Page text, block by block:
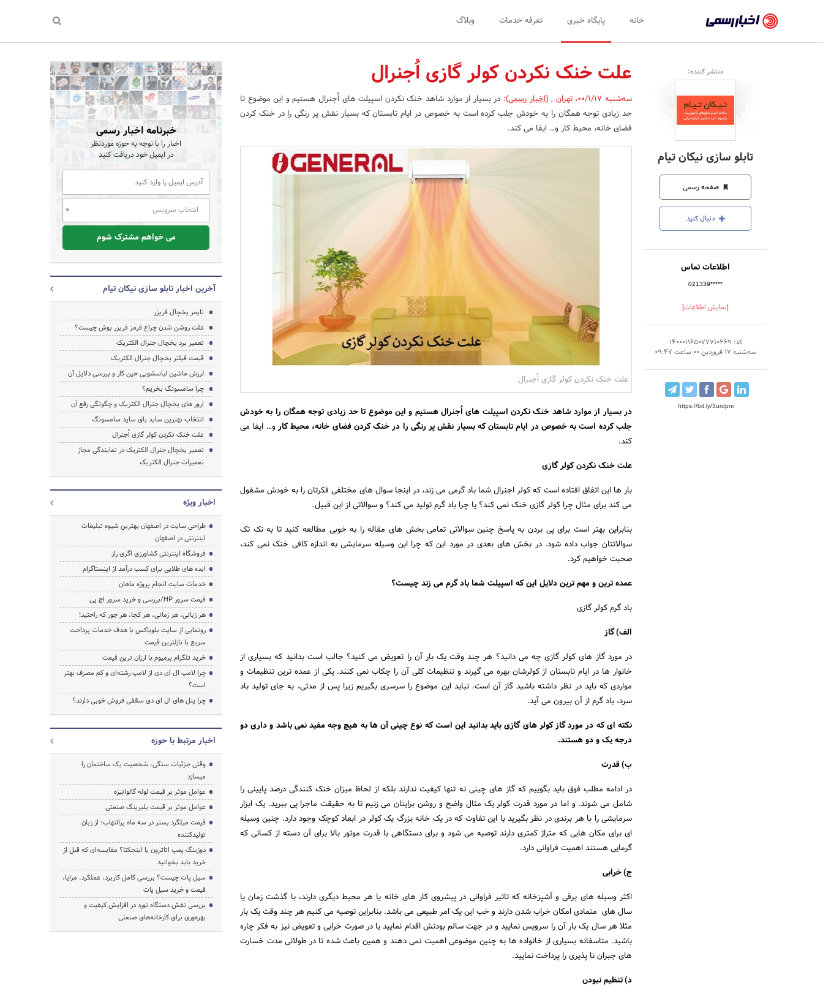
رسمی
-
اخبار
تایید
شده
شرکت‌ها،
سازمان‌ها
و
روابط
عمومی‌ها
خانه پایگاه خبری تعرفه خدمات وبلاگ
منتشر کننده:
تابلو سازی نیکان تیام
صفحه رسمی
دنبال کنید
اطلاعات تماس
021339*****
[نمایش اطلاعات]
کد: 140001165077710269
سه‌شنبه 17 فروردین 00 ساعت 09:47
https://bit.ly/3urdpni
علت خنک نکردن کولر گازی اُجنرال
سه‌شنبه 00/1/17 ،تهران ,(اخبار رسمی): در بسیار از موارد شاهد خنک نکردن اسپیلت های اُجنرال هستیم و این موضوع تا
حد زیادی توجه همگان را به خودش جلب کرده است به خصوص در ایام تابستان که بسیار نقش پر رنگی را در خنک کردن
فضای خانه، محیط کار و… ایفا می کند.
علت خنک نکردن کولر گازی اُجنرال
در بسیار از موارد شاهد خنک نکردن اسپیلت های اُجنرال هستیم و این موضوع تا حد زیادی توجه همگان را به خودش
جلب کرده است به خصوص در ایام تابستان که بسیار نقش پر رنگی را در خنک کردن فضای خانه، محیط کارو… ایفا می
کند.
علت خنک نکردن کولر گازی
بار ها این اتفاق افتاده است که کولر اجنرال شما باد گرمی می زند، در اینجا سوال های مختلفی فکرتان را به خودش مشغول
می کند برای مثال چرا کولر گازی خنک نمی کند؟ یا چرا باد گرم تولید می کند؟ و سوالاتی از این قبیل.
بنابراین بهتر است برای پی بردن به پاسخ چنین سوالاتی تمامی بخش های مقاله را به خوبی مطالعه کنید تا به تک تک
سوالاتتان جواب داده شود. در بخش های بعدی در مورد این که چرا این وسیله سرمایشی به اندازه کافی خنک نمی کند،
صحبت خواهیم کرد.
عمده ترین و مهم ترین دلایل این که اسپیلت شما باد گرم می زند چیست؟
باد گرم کولر گازی
الف) گاز
در مورد گاز های کولر گازی چه می دانید؟ هر چند وقت یک بار آن را تعویض می کنید؟ جالب است بدانید که بسیاری از
خانوار ها در ایام تابستان از کولرشان بهره می گیرند و تنظیمات کلی آن را چکاب نمی کنند. یکی از عمده ترین تنظیمات و
مواردی که باید در نظر داشته باشید گاز آن است. نباید این موضوع را سرسری بگیریم زیرا پس از مدتی، به جای تولید باد
سرد، باد گرم از آن بیرون می آید.
نکته ای که در مورد گاز کولر های گازی باید بدانید این است که نوع چینی آن ها به هیچ وجه مفید نمی باشد و داری دو
درجه یک و دو هستند.
ب) قدرت
در ادامه مطلب فوق باید بگوییم که گاز های چینی نه تنها کیفیت ندارند بلکه از لحاظ میزان خنک کنندگی درصد پایینی را
شامل می شوند. و اما در مورد قدرت کولر یک مثال واضح و روشن برایتان می زنیم تا به حقیقت ماجرا پی ببرید. یک ابزار
سرمایشی را با هر برندی در نظر بگیرید با این تفاوت که در یک خانه بزرگ یک کولر در ابعاد کوچک وجود دارد. چنین وسیله
ای برای مکان هایی که متراژ کمتری دارند توصیه می شود و برای دستگاهی با قدرت موتور بالا برای آن دسته از کسانی که
گرمایی هستند اهمیت فراوانی دارد.
ج) خرابی
اکثر وسیله های برقی و آشپزخانه که تاثیر فراوانی در پیشروی کار های خانه یا هر محیط دیگری دارند، با گذشت زمان یا
سال های متمادی امکان خراب شدن دارند و خب این یک امر طبیعی می باشد. بنابراین توصیه می کنیم هر چند وقت یک بار
مثلا هر سال یک بار آن را سرویس نمایید و در جهت سالم بودنش اقدام نمایید یا در صورت خرابی و تعویض نیز به فکر چاره
باشید. متاسفانه بسیاری از خانواده ها به چنین موضوعی اهمیت نمی دهند و همین باعث شده تا در طولانی مدت خسارت
های جبران نا پذیری را پرداخت نمایید.
د) تنظیم نبودن
خبرنامه اخبار رسمی
اخبار را با توجه به حوزه موردنظر
در ایمیل خود دریافت کنید
انتخاب سرویس
می خواهم مشترک شوم
آخرین اخبار تابلو سازی نیکان تیام
تایمر یخچال فریزر
علت روشن شدن چراغ قرمز فریزر بوش چیست؟
تعمیر برد یخچال جنرال الکتریک
قیمت فیلتر یخچال جنرال الکتریک
لرزش ماشین لباسشویی حین کار و بررسی دلایل آن
چرا سامسونگ بخریم؟
ارور های یخچال جنرال الکتریک و چگونگی رفع آن
انتخاب بهترین ساید بای ساید سامسونگ
علت خنک نکردن کولر گازی اُجنرال
تعمیر یخچال جنرال الکتریک در نمایندگی مجاز
تعمیرات جنرال الکتریک
اخبار ویژه
طراحی سایت در اصفهان بهترین شیوه تبلیغات
اینترنتی در اصفهان
فروشگاه اینترنتی کشاورزی اگری راز
ایده های طلایی برای کسب درآمد از اینستاگرام
خدمات سایت انجام پروژه ماهان
قیمت سرور HP/بررسی و خرید سرور اچ پی
هر زبانی، هر زمانی، هر کجا، هر جور که راحتید!
رونمایی از سایت بلوباکس با هدف خدمات پرداخت
سریع با نازلترین قیمت
خرید تلگرام پرمیوم با ارزان ترین قیمت
چرا لامپ ال ای دی از لامپ رشته‌ای و کم مصرف بهتر
است؟
چرا پنل های ال ای دی سقفی فروش خوبی دارند؟
اخبار مرتبط با حوزه
وقتی جزئیات سنگی، شخصیت یک ساختمان را
میسازد
عوامل موثر بر قیمت لوله گالوانیزه
عوامل موثر بر قیمت بلبرینگ صنعتی
قیمت میلگرد بستر در سه ماه پرالتهاب؛ از زبان
تولیدکننده
دوزینگ پمپ اتاترون یا اینجکتا؟ مقایسه‌ای که قبل از
خرید باید بخوانید
سیل پات چیست؟ بررسی کامل کاربرد، عملکرد، مزایا،
قیمت و خرید سیل پات
بررسی نقش دستگاه نورد در افزایش کیفیت و
بهره‌وری برای کارخانه‌های صنعتی